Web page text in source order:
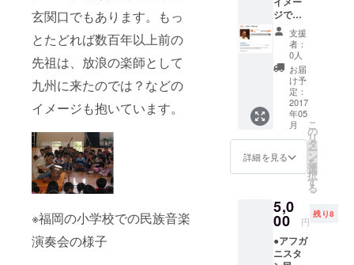
玄関口でもあります。もっ
とたどれば数百年以上前の
先祖は、放浪の楽師として
九州に来たのでは？などの
イメージも抱いています。
※福岡の小学校での民族音楽
演奏会の様子
の民族音楽
ライブス
ポットを開
店、数々の
新しい試み
日本で最初
の生演奏を
1986年には
サイケデ
ロック・バ
ンド「七福
神」のメン
バーとな
のお名
前を若
林自ら
記載さ
せてい
ただき
ます。
●御礼の
メール:
ネーム
プレー
ト写真
ととも
出しし
ます。
ジです>
●楽器演
奏の音
源:若林
が演奏
した民
族楽器
の音源
をデー
タでお
送りし
ます。
●スタジ
ムプ
レート:
スタジ
オ入口
にネー
支援
者：
0人
お届
け予
定：
2017
年05
月
詳細を見る
こ
の
リ
タ
ー
ン
を
選
択
す
る
5,0
00 円
残り8
●アフガ
ニスタ